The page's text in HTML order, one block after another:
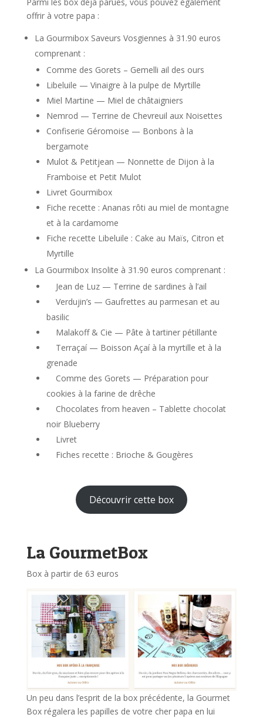
offrir à votre papa :
La Gourmibox Saveurs Vosgiennes à 31.90 euros
comprenant :
Comme des Gorets – Gemelli ail des ours
Libeluile — Vinaigre à la pulpe de Myrtille
Miel Martine — Miel de châtaigniers
Nemrod — Terrine de Chevreuil aux Noisettes
Confiserie Géromoise — Bonbons à la
bergamote
Mulot & Petitjean — Nonnette de Dijon à la
Framboise et Petit Mulot
Livret Gourmibox
Fiche recette : Ananas rôti au miel de montagne
et à la cardamome
Fiche recette Libeluile : Cake au Maïs, Citron et
Myrtille
La Gourmibox Insolite à 31.90 euros comprenant :
Jean de Luz — Terrine de sardines à l’ail
Verdujin’s — Gaufrettes au parmesan et au
basilic
Malakoff & Cie — Pâte à tartiner pétillante
Terraçaí — Boisson Açaí à la myrtille et à la
grenade
Comme des Gorets — Préparation pour
cookies à la farine de drêche
Chocolates from heaven – Tablette chocolat
noir Blueberry
Livret
Fiches recette : Brioche & Gougères
Découvrir cette box
La GourmetBox
Box à partir de 63 euros
Un peu dans l’esprit de la box précédente, la Gourmet
Box régalera les papilles de votre cher papa en lui